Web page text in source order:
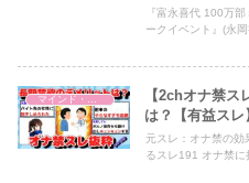
『富永喜代 100万
ークイベント』(永
マインド・哲学
【2chオナ禁
は？【有益スレ
元スレ：オナ禁の
るスレ191 オナ禁に